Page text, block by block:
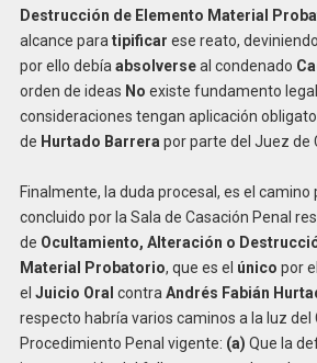
Destrucción de Elemento Material
alcance para tipificar ese reato,
por ello debía absolverseal condenado
orden de ideas No existe fundamento
consideraciones tengan aplicación
de Hurtado Barrera por parte del Juez de
Finalmente, la duda procesal, es el camino
concluido por la Sala de Casación Penal
de Ocultamiento, Alteración o
Material
Probatorio, que es el único por
el Juicio Oral contraAndrés Fabián
respecto habría varios caminos a la luz del
Procedimiento Penal vigente: (a) Que la